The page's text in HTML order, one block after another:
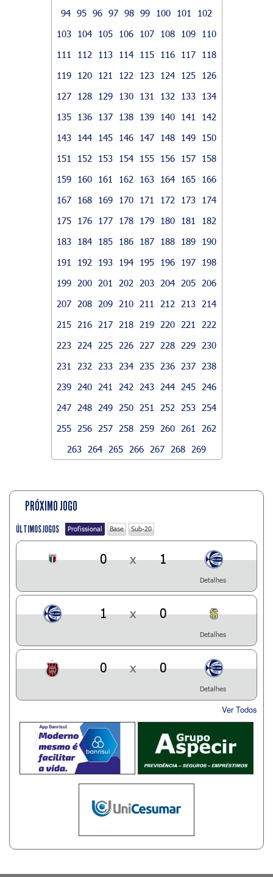
94 95 96 97 98 99 100 101
102
103
104 105 106 107 108 109
110
111
112 113 114 115 116 117
118
119
120 121 122 123 124 125
126
127
128 129 130 131 132 133
134
135
136 137 138 139 140 141
142
143
144 145 146 147 148 149
150
151
152 153 154 155 156 157
158
159
160 161 162 163 164 165
166
167
168 169 170 171 172 173
174
175
176 177 178 179 180 181
182
183
184 185 186 187 188 189
190
191
192 193 194 195 196 197
198
199
200 201 202 203 204 205
206
207
208 209 210 211 212 213
214
215
216 217 218 219 220 221
222
223
224 225 226 227 228 229
230
231
232 233 234 235 236 237
238
239
240 241 242 243 244 245
246
247
248 249 250 251 252 253
254
255
256 257 258 259 260 261
262
263
264 265 266 267 268 269
PRÓXIMO JOGO
ÚLTIMOS JOGOS Profissional Base Sub-20
0 x 1
Detalhes
1 x 0
Detalhes
0 x 0
Detalhes
Ver Todos